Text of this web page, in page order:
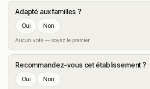
Adapté aux familles ?
Oui Non
Aucun vote — soyez le premier
Recommandez-vous cet établissement ?
Oui Non